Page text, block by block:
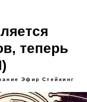
теперь
Эфир
Стейкинг